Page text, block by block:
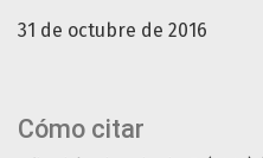
Cómo citar
31 de octubre de